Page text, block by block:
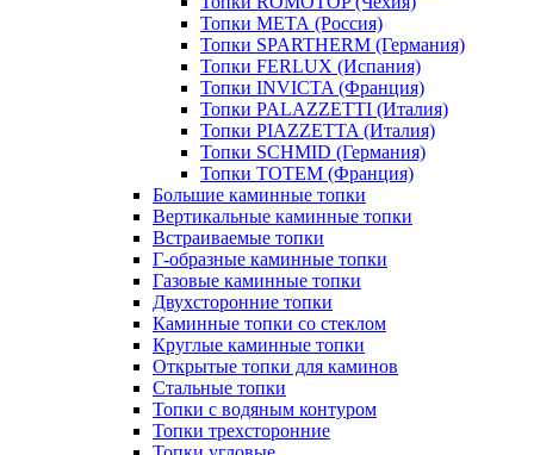
Топки МЕТА (Россия)
Топки SPARTHERM (Германия)
Топки FERLUX (Испания)
Топки INVICTA (Франция)
Топки PALAZZETTI (Италия)
Топки PIAZZETTA (Италия)
Топки SCHMID (Германия)
Топки TOTEM (Франция)
Большие каминные топки
Вертикальные каминные топки
Встраиваемые топки
Г-образные каминные топки
Газовые каминные топки
Двухсторонние топки
Каминные топки со стеклом
Круглые каминные топки
Открытые топки для каминов
Стальные топки
Топки с водяным контуром
Топки трехсторонние